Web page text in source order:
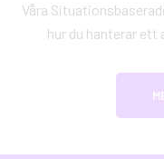
Våra
hur du hanterar ett